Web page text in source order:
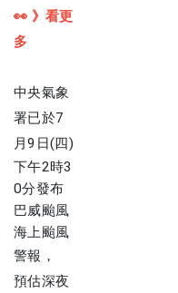
👀 》看更
多
中央氣象
署已於7
月9日(四)
下午2時3
0分發布
巴威颱風
海上颱風
警報 ，
預估深夜